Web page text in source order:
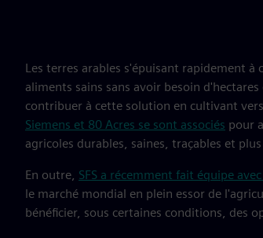
Les terres arables s'épuisant rapidement
aliments sains sans avoir besoin
contribuer à cette solution en cultivant
Siemens et 80 Acres se sont associés pour
agricoles durables, saines, traçables et
En outre, SFS a récemment fait équipe
le marché mondial en plein essor de
bénéficier, sous certaines conditions, des